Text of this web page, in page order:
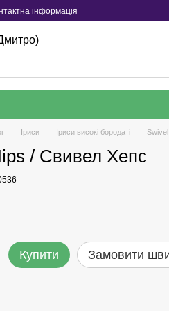
інформація
Iриси Іриси високі бородаті
/ Свивел Хепс
Купити Замовити